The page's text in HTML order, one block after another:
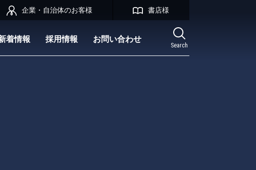
Search
着情報 採用情報 お問い合わせ
企業・自治体のお客様 書店様